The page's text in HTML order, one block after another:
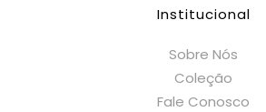
Institucional
Sobre Nós
Coleção
Fale Conosco